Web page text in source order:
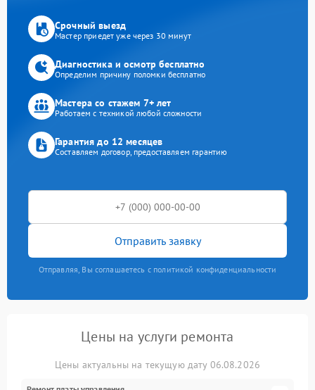
Срочный выезд
Мастер приедет уже через 30 минут
Диагностика и осмотр бесплатно
Определим причину поломки бесплатно
Мастера со стажем 7+ лет
Работаем с техникой любой сложности
Гарантия до 12 месяцев
Составляем договор, предоставляем гарантию
Отправить заявку
Отправляя, Вы соглашаетесь с политикой конфиденциальности
Цены на услуги ремонта
Цены актуальны на текущую дату 06.08.2026